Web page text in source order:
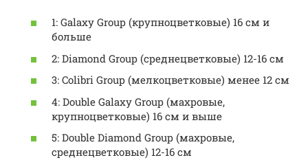
1: Galaxy Group (крупноцветковые) 16 см и
больше
2: Diamond Group (среднецветковые) 12-16 см
3: Colibri Group (мелкоцветковые) менее 12 см
4: Double Galaxy Group (махровые,
крупноцветковые) 16 см и выше
5: Double Diamond Group (махровые,
среднецветковые) 12-16 см